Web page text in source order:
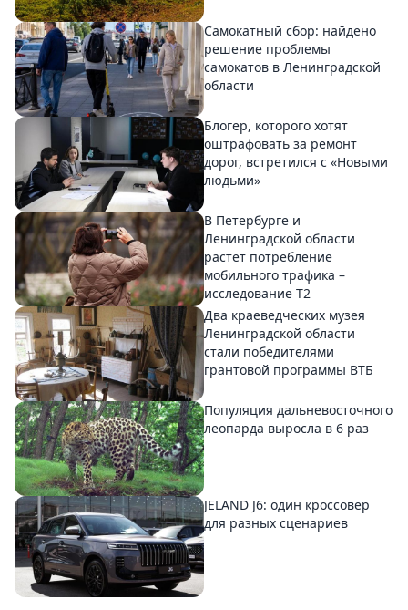
Самокатный сбор: найдено
решение проблемы
самокатов в Ленинградской
области
Блогер, которого хотят
оштрафовать за ремонт
дорог, встретился с «Новыми
людьми»
В Петербурге и
Ленинградской области
растет потребление
мобильного трафика –
исследование T2
Два краеведческих музея
Ленинградской области
стали победителями
грантовой программы ВТБ
Популяция дальневосточного
леопарда выросла в 6 раз
JELAND J6: один кроссовер
для разных сценариев